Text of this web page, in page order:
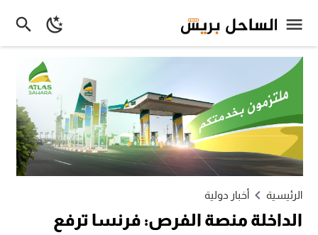
الرئيسية أخبار دولية
الداخلة منصة الفرص: فرنسا ترفع